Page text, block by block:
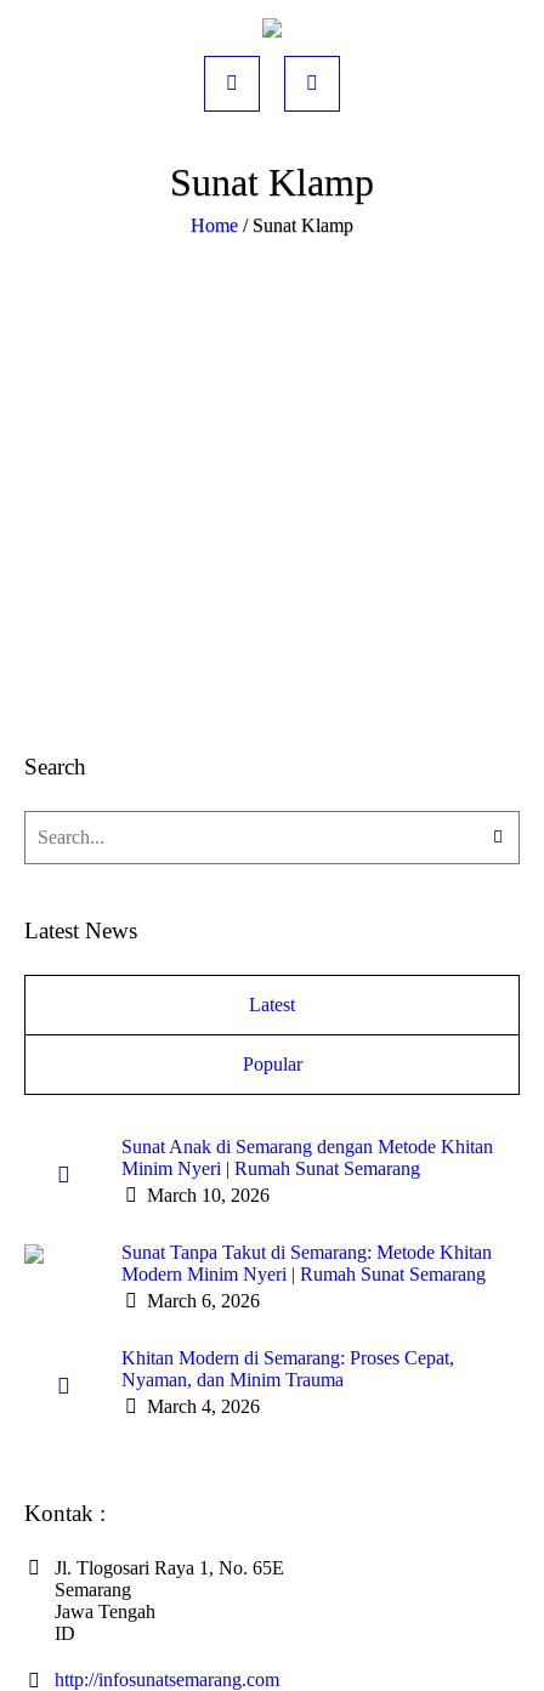
Sunat Klamp
Home / Sunat Klamp
Search
Latest News
Latest
Popular
Sunat Anak di Semarang dengan Metode Khitan
Minim Nyeri | Rumah Sunat Semarang
March 10, 2026
Sunat Tanpa Takut di Semarang: Metode Khitan
Modern Minim Nyeri | Rumah Sunat Semarang
March 6, 2026
Khitan Modern di Semarang: Proses Cepat,
Nyaman, dan Minim Trauma
March 4, 2026
Kontak :
Jl. Tlogosari Raya 1, No. 65E
Semarang
Jawa Tengah
ID
http://infosunatsemarang.com